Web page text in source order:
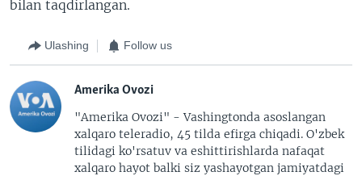
bilan taqdirlangan.
Ulashing Follow us
Amerika Ovozi
"Amerika Ovozi" - Vashingtonda asoslangan
xalqaro teleradio, 45 tilda efirga chiqadi. O'zbek
tilidagi ko'rsatuv va eshittirishlarda nafaqat
xalqaro hayot balki siz yashayotgan jamiyatdagi